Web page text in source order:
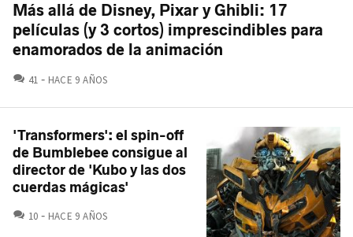
Más allá de Disney, Pixar y Ghibli: 17
películas (y 3 cortos) imprescindibles para
enamorados de la animación
41 COMENTARIOS
HACE 9 AÑOS
'Transformers': el spin-off
de Bumblebee consigue al
director de 'Kubo y las dos
cuerdas mágicas'
10 COMENTARIOS
HACE 9 AÑOS